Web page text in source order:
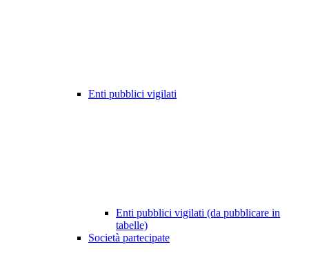
Enti pubblici vigilati
Enti pubblici vigilati (da pubblicare in
tabelle)
Società partecipate